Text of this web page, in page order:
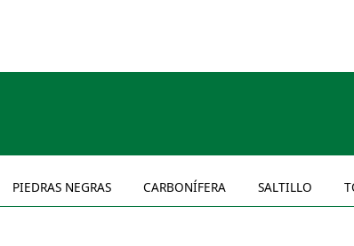
PIEDRAS NEGRAS CARBONÍFERA SALTILLO